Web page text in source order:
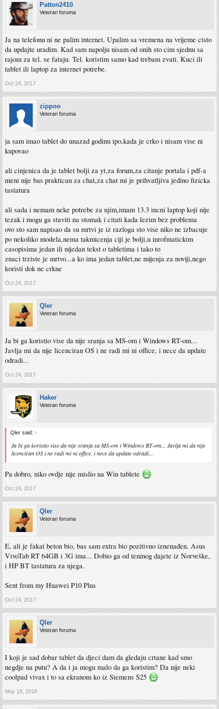
Patton2410
Veteran foruma
Ja na telefonu ni ne palim internet. Upalim sa vremena na vrijeme cisto
da updajte uradim. Kad sam napolju nisam od onih sto cim sjednu sa
rajom za tel. se fataju. Tel. koristim samo kad trebam zvati. Kuci ili
tablet ili laptop za internet potrebe.
Oct 24, 2017
zippoo
Veteran foruma
ja sam imao tablet do unazad godinu ipo,kada je crko i nisam vise ni
kupovao
ali cinjenica da je tablet bolji za yt,za forum,za citanje portala i pdf-a
meni nije bas praktican za chat,za chat mi je prihvatljiva jedino fizicka
tastatura
ali sada i nemam neke potrebe za njim,imam 13.3 incni laptop koji nije
tezak i mogu ga staviti na stomak i citati kada lezim bez problema
ovo sto sam napisao da su mrtvi je iz razloga sto vise niko ne izbacuje
po nekoliko modela,nema takmicenja ciji je bolji,u inrofmatickim
casopisima jedan ili nijedan tekst o tabletima i tako to
znaci trziste je mrtvo...a ko ima jedan tablet,ne mijenja za noviji,nego
koristi dok ne crkne
Oct 24, 2017
Qler
Veteran foruma
Ja bi ga koristio vise da nije sranja sa MS-om i Windows RT-om...
Javlja mi da nije licenciran OS i ne radi mi ni office, i nece da update
odradi...
Oct 24, 2017
Haker
Veteran foruma
Qler said: ↑
Ja bi ga koristio vise da nije sranja sa MS-om i Windows RT-om... Javlja mi da nije
licenciran OS i ne radi mi ni office, i nece da update odradi...
Pa dobro, niko ovdje nije mislio na Win tablete
Oct 24, 2017
Qler
Veteran foruma
E, ali je fakat beton bio, bas sam extra bio pozitivno iznenađen. Asus
VivoTab RT 64GB i 3G ima... Dobio ga od teninog dajete iz Norveške,
i HP BT tastatura za njega.
Sent from my Huawei P10 Plus
Oct 24, 2017
Qler
Veteran foruma
I koji je sad dobar tablet da djeci dam da gledaju crtane kad smo
negdje na putu? A da i ja mogu malo da ga koristim? Da nije neki
coolpad vivax i to sa ekranom ko iz Siemens S25
May 18, 2018